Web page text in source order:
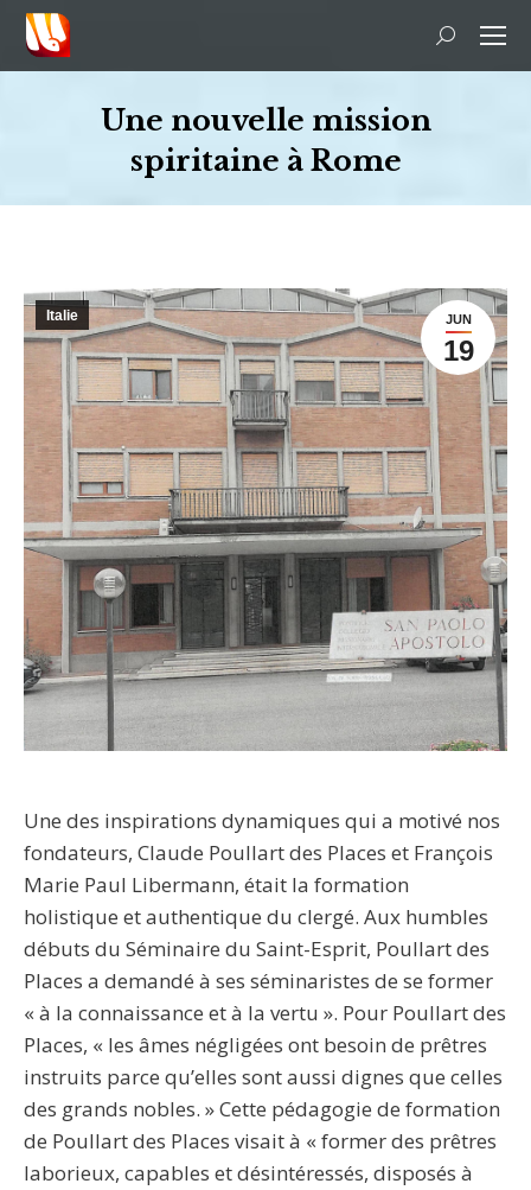
Recherche
:
Une nouvelle mission
spiritaine à Rome
JUN
19
Italie
Une des inspirations dynamiques qui a motivé nos
fondateurs, Claude Poullart des Places et François
Marie Paul Libermann, était la formation
holistique et authentique du clergé. Aux humbles
débuts du Séminaire du Saint-Esprit, Poullart des
Places a demandé à ses séminaristes de se former
« à la connaissance et à la vertu ». Pour Poullart des
Places, « les âmes négligées ont besoin de prêtres
instruits parce qu’elles sont aussi dignes que celles
des grands nobles. » Cette pédagogie de formation
de Poullart des Places visait à « former des prêtres
laborieux, capables et désintéressés, disposés à